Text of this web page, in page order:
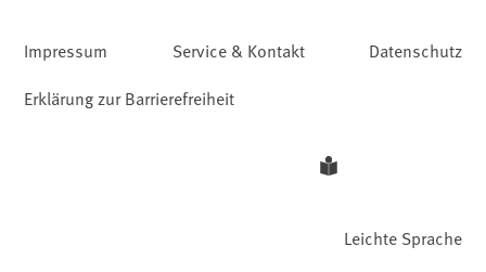
Impressum Service & Kontakt
Datenschutz
Erklärung zur Barrierefreiheit
Leichte Sprache